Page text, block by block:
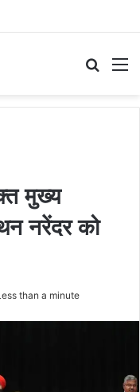
औचक निरीक्षण
मुख्य
नरेंदर को
than a minute